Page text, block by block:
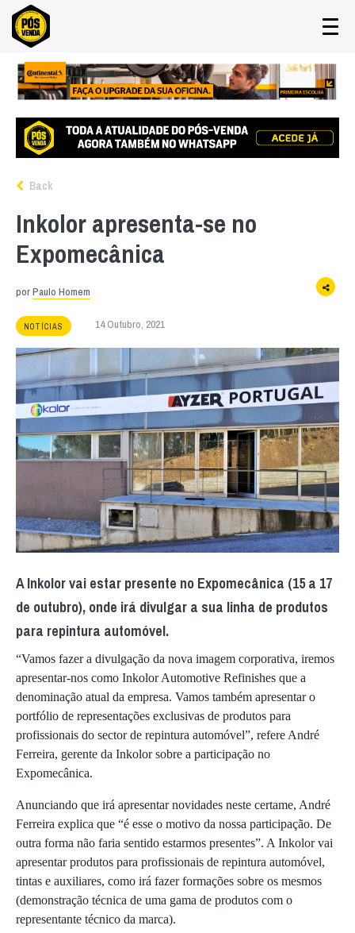
Back
Inkolor apresenta-se no
Expomecânica
porPaulo Homem
NOTÍCIAS 14 Outubro, 2021
A Inkolor vai estar presente no Expomecânica (15 a 17
de outubro), onde irá divulgar a sua linha de produtos
para repintura automóvel.
“Vamos fazer a divulgação da nova imagem corporativa, iremos
apresentar-nos como Inkolor Automotive Refinishes que a
denominação atual da empresa. Vamos também apresentar o
portfólio de representações exclusivas de produtos para
profissionais do sector de repintura automóvel”, refere André
Ferreira, gerente da Inkolor sobre a participação no
Expomecânica.
Anunciando que irá apresentar novidades neste certame, André
Ferreira explica que “é esse o motivo da nossa participação. De
outra forma não faria sentido estarmos presentes”. A Inkolor vai
apresentar produtos para profissionais de repintura automóvel,
tintas e auxiliares, como irá fazer formações sobre os mesmos
(demonstração técnica de uma gama de produtos com o
representante técnico da marca).